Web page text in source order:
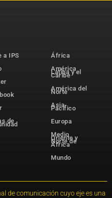
a IPS
de
África
América
Latina y el
Caribe
América del
Norte
Asia-
Pacífico
Europa
Medio
Oriente y
Norte de
África
Mundo
de comunicación cuyo eje es una